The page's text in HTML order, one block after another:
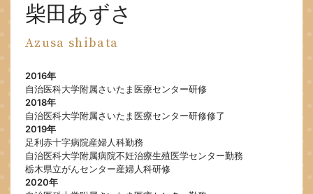
柴田あずさ
Azusa shibata
2016年
自治医科大学附属さいたま医療センター研修
2018年
自治医科大学附属さいたま医療センター研修修了
2019年
足利赤十字病院産婦人科勤務
自治医科大学附属病院不妊治療生殖医学センター勤務
栃木県立がんセンター産婦人科研修
2020年